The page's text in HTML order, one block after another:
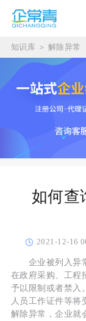
知识库 ＞ 解除异常
如何查
2021-12-16
企业被列入异常
在政府采购、工程
予以限制或者禁入
人员工作证件等将
解除异常，企业就